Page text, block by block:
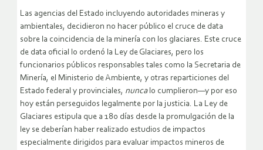
Las agencias del Estado incluyendo autoridades mineras y
ambientales, decidieron no hacer público el cruce de data
sobre la coincidencia de la minería con los glaciares. Este cruce
de data oficial lo ordenó la Ley de Glaciares, pero los
funcionarios públicos responsables tales como la Secretaria de
Minería, el Ministerio de Ambiente, y otras reparticiones del
Estado federal y provinciales, nunca lo cumplieron—y por eso
hoy están perseguidos legalmente por la justicia. La Ley de
Glaciares estipula que a 180 días desde la promulgación de la
ley se deberían haber realizado estudios de impactos
especialmente dirigidos para evaluar impactos mineros de